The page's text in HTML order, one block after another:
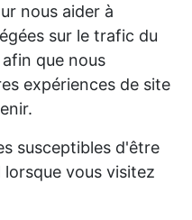
nous aider à
sur le trafic du
que nous
expériences de site
susceptibles d'être
vous visitez